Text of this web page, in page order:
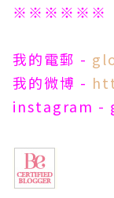
※※※※※※
我的電郵 -
我的微博 -
instagram -